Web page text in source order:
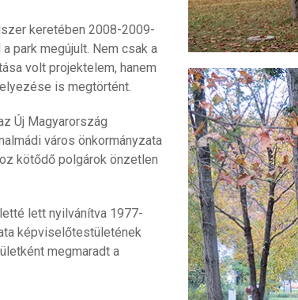
keretében 2008-2009-
park megújult. Nem csak a
volt projektelem, hanem
is megtörtént.
Új Magyarország
város önkormányzata
kötődő polgárok önzetlen
lett nyilvánítva 1977-
képviselőtestületének
megmaradt a